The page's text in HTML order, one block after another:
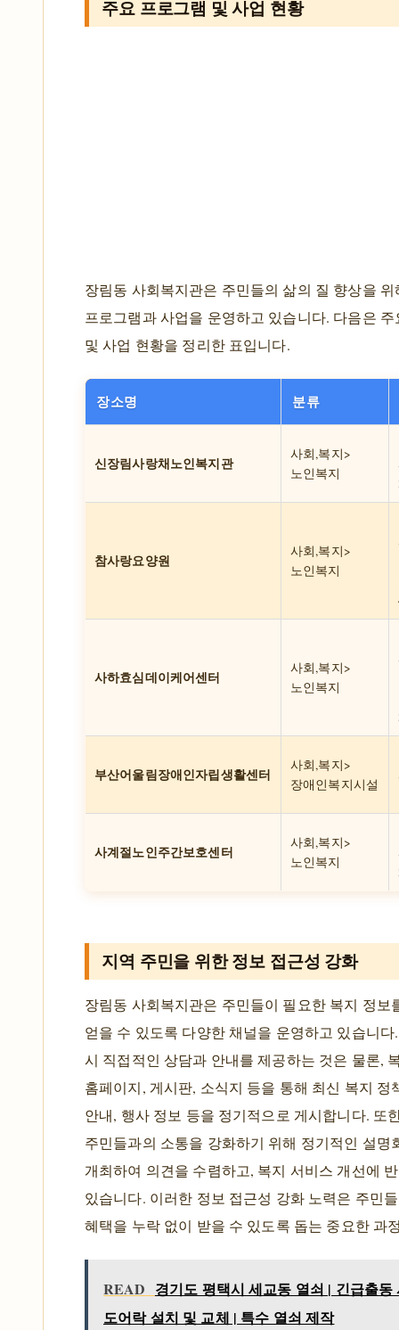
주요 프로그램 및 사업 현황
장림동 사회복지관은 주민들의 삶의 질 향상을
프로그램과 사업을 운영하고 있습니다. 다음은
및 사업 현황을 정리한 표입니다.
장소명 분류
신장림사랑채노인복지관
사회,복지>
노인복지
참사랑요양원
사회,복지>
노인복지
사하효심데이케어센터
사회,복지>
노인복지
부산어울림장애인자립생활센터
사회,복지>
장애인복지시설
사계절노인주간보호센터
사회,복지>
노인복지
지역 주민을 위한 정보 접근성 강화
장림동 사회복지관은 주민들이 필요한 복지 정보
얻을 수 있도록 다양한 채널을 운영하고 있습니
시 직접적인 상담과 안내를 제공하는 것은 물론,
홈페이지, 게시판, 소식지 등을 통해 최신 복지 정
안내, 행사 정보 등을 정기적으로 게시합니다. 또
주민들과의 소통을 강화하기 위해 정기적인 설명
개최하여 의견을 수렴하고, 복지 서비스 개선에
있습니다. 이러한 정보 접근성 강화 노력은 주민
혜택을 누락 없이 받을 수 있도록 돕는 중요한 과
READ 경기도 평택시 세교동 열쇠 | 긴급출동
도어락 설치 및 교체 | 특수 열쇠 제작